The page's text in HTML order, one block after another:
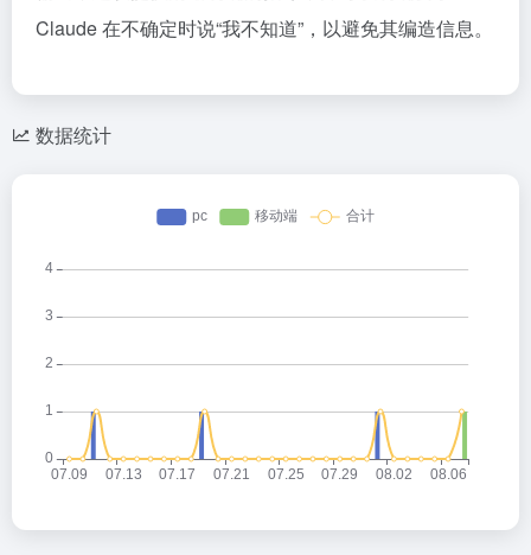
Claude 在不确定时说“我不知道”，以避免其编造信息。
数据统计